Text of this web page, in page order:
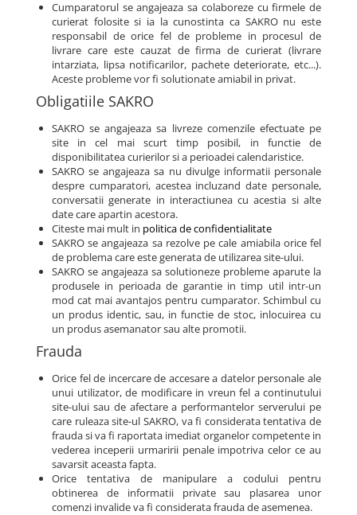
Cumparatorul se angajeaza sa colaboreze cu firmele de
curierat folosite si ia la cunostinta ca SAKRO nu este
responsabil de orice fel de probleme in procesul de
livrare care este cauzat de firma de curierat (livrare
intarziata, lipsa notificarilor, pachete deteriorate, etc...).
Aceste probleme vor fi solutionate amiabil in privat.
Obligatiile SAKRO
SAKRO se angajeaza sa livreze comenzile efectuate pe
site in cel mai scurt timp posibil, in functie de
disponibilitatea curierilor si a perioadei calendaristice.
SAKRO se angajeaza sa nu divulge informatii personale
despre cumparatori, acestea incluzand date personale,
conversatii generate in interactiunea cu acestia si alte
date care apartin acestora.
Citeste mai mult in politica de confidentialitate
SAKRO se angajeaza sa rezolve pe cale amiabila orice fel
de problema care este generata de utilizarea site-ului.
SAKRO se angajeaza sa solutioneze probleme aparute la
produsele in perioada de garantie in timp util intr-un
mod cat mai avantajos pentru cumparator. Schimbul cu
un produs identic, sau, in functie de stoc, inlocuirea cu
un produs asemanator sau alte promotii.
Frauda
Orice fel de incercare de accesare a datelor personale ale
unui utilizator, de modificare in vreun fel a continutului
site-ului sau de afectare a performantelor serverului pe
care ruleaza site-ul SAKRO, va fi considerata tentativa de
frauda si va fi raportata imediat organelor competente in
vederea inceperii urmaririi penale impotriva celor ce au
savarsit aceasta fapta.
Orice tentativa de manipulare a codului pentru
obtinerea de informatii private sau plasarea unor
comenzi invalide va fi considerata frauda de asemenea.